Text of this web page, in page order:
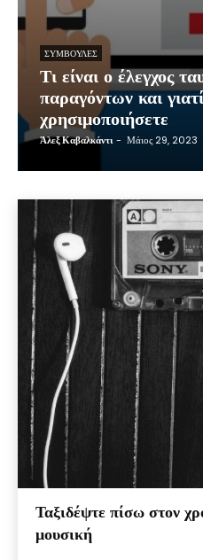
ΣΥΜΒΟΥΛΈΣ
Τι είναι ο έλεγχος
παραγόντων και
χρησιμοποιήσετε
Άλεξ Καβαλκάντι - Μάιος 29, 2023
Ταξιδέψτε πίσω στον
μουσική